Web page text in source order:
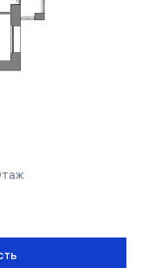
продаж